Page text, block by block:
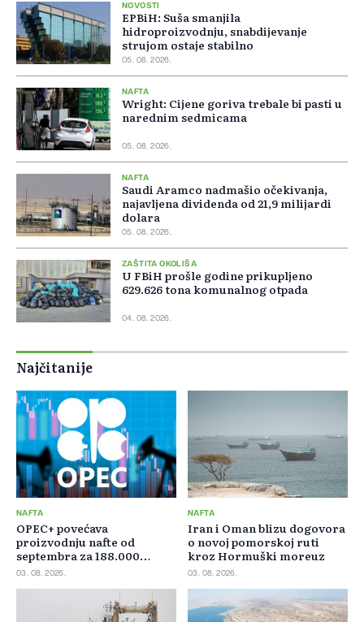
NOVOSTI
EPBiH: Suša smanjila
hidroproizvodnju, snabdijevanje
strujom ostaje stabilno
05. 08. 2026.
NAFTA
Wright: Cijene goriva trebale bi pasti u
narednim sedmicama
05. 08. 2026.
NAFTA
Saudi Aramco nadmašio očekivanja,
najavljena dividenda od 21,9 milijardi
dolara
05. 08. 2026.
ZAŠTITA OKOLIŠA
U FBiH prošle godine prikupljeno
629.626 tona komunalnog otpada
04. 08. 2026.
Najčitanije
NAFTA
OPEC+ povećava
proizvodnju nafte od
septembra za 188.000
barela dnevno
03. 08. 2026.
NAFTA
Iran i Oman blizu dogovora
o novoj pomorskoj ruti
kroz Hormuški moreuz
03. 08. 2026.